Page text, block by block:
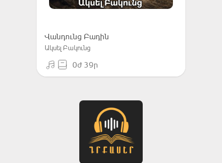
Վանդունց Բադին
Ակսել Բակունց
0ժ 39ր